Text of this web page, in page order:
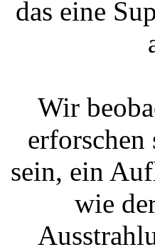
das eine
Wir
sein, ein
wie